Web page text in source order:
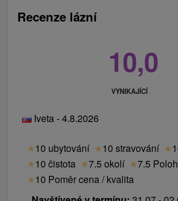
Recenze lázní
10,0
VYNIKAJÍCÍ
Iveta - 4.8.2026
★10 ubytování ★10 stravování ★
★10 čistota ★7.5 okolí ★7.5
★10 Poměr cena / kvalita